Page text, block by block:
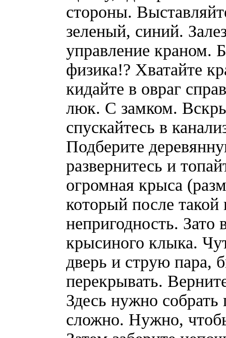
стороны.
зеленый, синий.
управление краном.
физика!? Хватайте
кидайте в овраг
люк. С замком.
спускайтесь в
Подберите
развернитесь и
огромная крыса
который после
непригодность. Зато
крысиного клыка.
дверь и струю пара,
перекрывать.
Здесь нужно
сложно. Нужно,